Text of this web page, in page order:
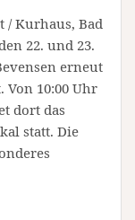
/ Kurhaus, Bad
22. und 23.
erneut
10:00 Uhr
dort das
statt. Die